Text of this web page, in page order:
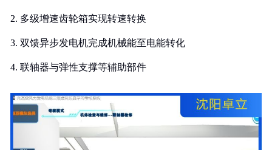
2. 多级增速齿轮箱实现转速转换
3. 双馈异步发电机完成机械能至电能转化
4. 联轴器与弹性支撑等辅助部件